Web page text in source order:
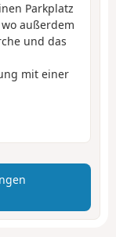
Parkplatz
außerdem
und das
mit einer